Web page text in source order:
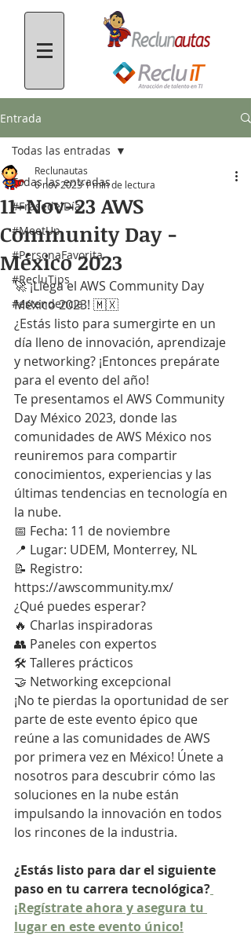
Entrada
Todas las entradas
#FrasedelDía
#MeetUp
#PersonaFavorita
#RecluTips
#estendencia
Todas las entradas
11-Nov-23 AWS
Community Day -
México 2023
Reclunautas
6 nov 20231 min de lectura
🚀 ¡Llega el AWS Community Day
México 2023! 🇲🇽
¿Estás listo para sumergirte en un
día lleno de innovación, aprendizaje
y networking? ¡Entonces prepárate
para el evento del año!
Te presentamos el AWS Community
Day México 2023, donde las
comunidades de AWS México nos
reuniremos para compartir
conocimientos, experiencias y las
últimas tendencias en tecnología en
la nube.
📅 Fecha: 11 de noviembre
📍 Lugar: UDEM, Monterrey, NL
📝 Registro:
https://awscommunity.mx/
¿Qué puedes esperar?
🔥 Charlas inspiradoras
👥 Paneles con expertos
🛠 Talleres prácticos
🤝 Networking excepcional
¡No te pierdas la oportunidad de ser
parte de este evento épico que
reúne a las comunidades de AWS
por primera vez en México! Únete a
nosotros para descubrir cómo las
soluciones en la nube están
impulsando la innovación en todos
los rincones de la industria.
¿Estás listo para dar el siguiente
paso en tu carrera tecnológica?
¡Regístrate ahora y asegura tu
lugar en este evento único!